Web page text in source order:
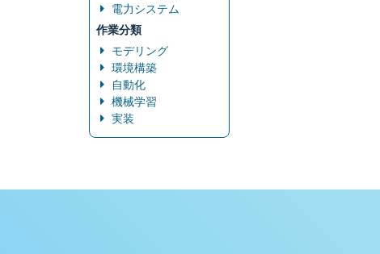
電力システム
作業分類
モデリング
環境構築
自動化
機械学習
実装